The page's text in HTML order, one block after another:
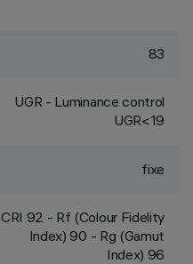
83
UGR - Luminance control
UGR<19
fixe
CRI 92 - Rf (Colour Fidelity
Index) 90 - Rg (Gamut
Index) 96